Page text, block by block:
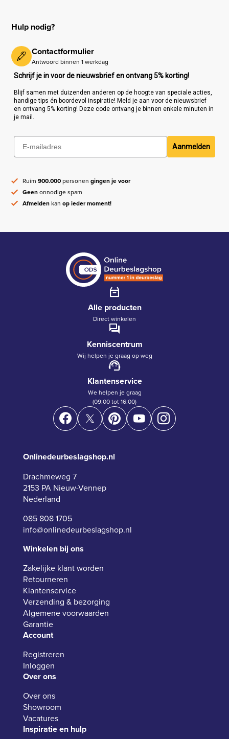
Hulp nodig?
Contactformulier
Antwoord binnen 1 werkdag
Schrijf je in voor de nieuwsbrief en ontvang 5% korting!
Blijf samen met duizenden anderen op de hoogte van speciale acties,
handige tips én boordevol inspiratie! Meld je aan voor de nieuwsbrief
en ontvang 5% korting! Deze code ontvang je binnen enkele minuten in
je mail.
Aanmelden
Ruim900.000personengingen je voor
Geenonnodige spam
Afmeldenkanop ieder moment!
Alle producten
Direct winkelen
Kenniscentrum
Wij helpen je graag op weg
Klantenservice
We helpen je graag
(09:00 tot 16:00)
Onlinedeurbeslagshop.nl
Drachmeweg 7
2153 PA Nieuw-Vennep
Nederland
085 808 1705
info@onlinedeurbeslagshop.nl
Winkelen bij ons
Zakelijke klant worden
Retourneren
Klantenservice
Verzending & bezorging
Algemene voorwaarden
Garantie
Account
Registreren
Inloggen
Over ons
Over ons
Showroom
Vacatures
Inspiratie en hulp